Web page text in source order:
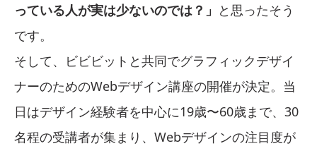
っている人が実は少ないのでは？」 と思ったそう
です。
そして、ビビビットと共同でグラフィックデザイ
ナーのためのWebデザイン講座の開催が決定。当
日はデザイン経験者を中心に19歳〜60歳まで、30
名程の受講者が集まり、Webデザインの注目度が